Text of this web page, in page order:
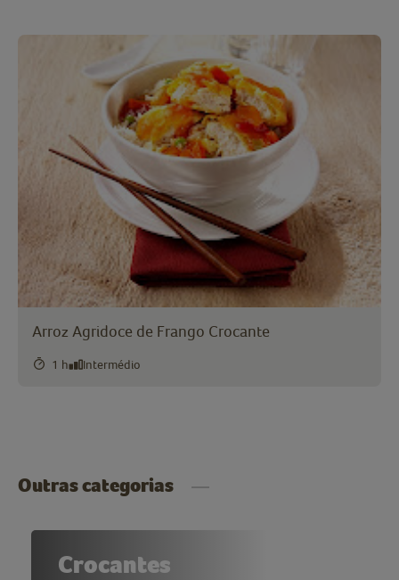
Arroz Agridoce de Frango Crocante
1 h Intermédio
Outras categorias
Crocantes